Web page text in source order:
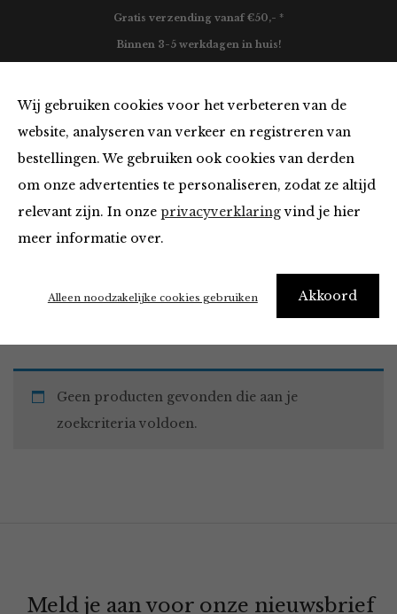
Wij gebruiken cookies voor het verbeteren van de
website, analyseren van verkeer en registreren van
bestellingen. We gebruiken ook cookies van derden
om onze advertenties te personaliseren, zodat ze altijd
relevant zijn. In onze privacyverklaringvind je hier
meer informatie over.
Akkoord
Alleen noodzakelijke cookies gebruiken
Gratis verzending vanaf €50,- *
Binnen 3-5 werkdagen in huis!
Must Haves
Home Winkel Accessoires Must Haves
Geen producten gevonden die aan je
zoekcriteria voldoen.
Meld je aan voor onze nieuwsbrief